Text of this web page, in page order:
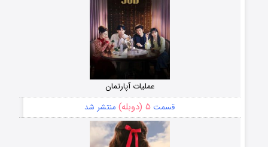
عملیات آپارتمان
قسمت ۵ (دوبله) منتشر شد